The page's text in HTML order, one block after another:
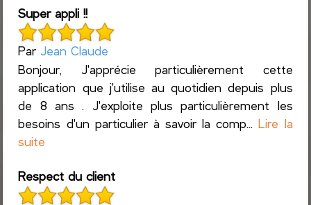
Super appli !!
Par Jean Claude
Bonjour, J'apprécie particulièrement cette
application que j'utilise au quotidien depuis plus
de 8 ans . J'exploite plus particulièrement les
besoins d'un particulier à savoir la comp...Lire la
suite
Respect du client